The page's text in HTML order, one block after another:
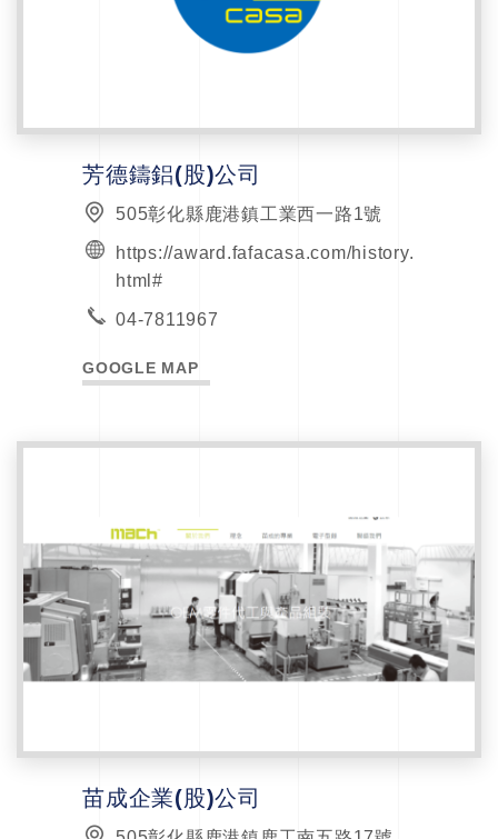
芳德鑄鋁(股)公司
505彰化縣鹿港鎮工業西一路1號
https://award.fafacasa.com/history.
html#
04-7811967
GOOGLE MAP
苗成企業(股)公司